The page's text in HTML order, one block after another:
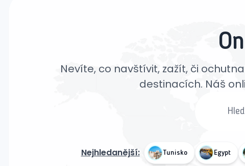
Nevíte, co navštívit, zažít, či
destinacích. Náš
Nejhledanější: Tunisko Egypt